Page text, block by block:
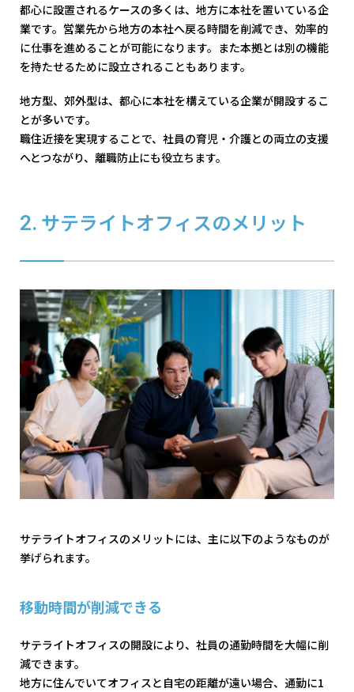
都心に設置されるケースの多くは、地方に本社を置いている企
業です。営業先から地方の本社へ戻る時間を削減でき、効率的
に仕事を進めることが可能になります。また本拠とは別の機能
を持たせるために設立されることもあります。
地方型、郊外型は、都心に本社を構えている企業が開設するこ
とが多いです。
職住近接を実現することで、社員の育児・介護との両立の支援
へとつながり、離職防止にも役立ちます。
サテライトオフィスのメリット
サテライトオフィスのメリットには、主に以下のようなものが
挙げられます。
移動時間が削減できる
サテライトオフィスの開設により、社員の通勤時間を大幅に削
減できます。
地方に住んでいてオフィスと自宅の距離が遠い場合、通勤に1